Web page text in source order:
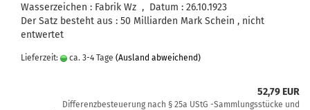
Wasserzeichen : Fabrik Wz , Datum : 26.10.1923
Der Satz besteht aus : 50 Milliarden Mark Schein , nicht
entwertet
Lieferzeit: ca. 3-4 Tage (Ausland abweichend)
52,79 EUR
Differenzbesteuerung nach § 25a UStG -Sammlungsstücke und